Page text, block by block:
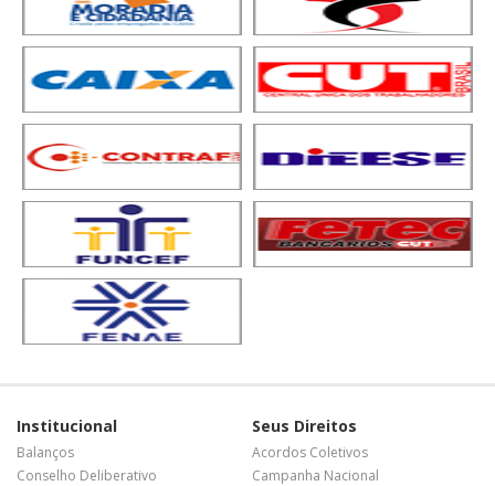
Institucional
Balanços
Conselho Deliberativo
Seus Direitos
Acordos Coletivos
Campanha Nacional